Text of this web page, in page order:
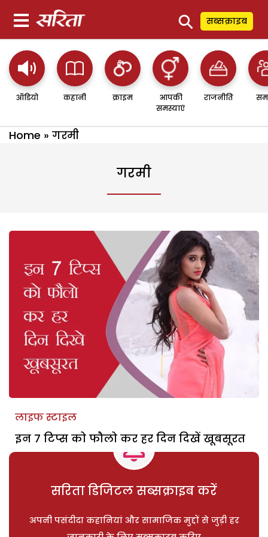
⚲ सब्सक्राइब
ऑडियो कहानी क्राइम
आपकी
समस्याएं
राजनीति
Home » गरमी
गरमी
लाइफ स्टाइल
इन 7 टिप्स को फौलो कर हर दिन दिखें खूबसूरत
सरिता डिजिटल सब्सक्राइब करें
अपनी पसंदीदा कहानियां और सामाजिक मुद्दों से जुड़ी हर